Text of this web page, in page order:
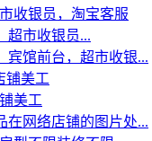
超市收银员...
宾馆前台，超市收银...
美工
在网络店铺的图片处...